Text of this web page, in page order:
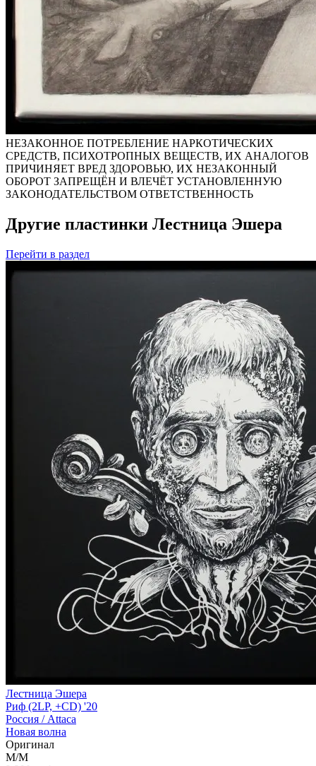
НЕЗАКОННОЕ ПОТРЕБЛЕНИЕ НАРКОТИЧЕСКИХ
СРЕДСТВ, ПСИХОТРОПНЫХ ВЕЩЕСТВ, ИХ АНАЛОГОВ
ПРИЧИНЯЕТ ВРЕД ЗДОРОВЬЮ, ИХ НЕЗАКОННЫЙ
ОБОРОТ ЗАПРЕЩЁН И ВЛЕЧЁТ УСТАНОВЛЕННУЮ
ЗАКОНОДАТЕЛЬСТВОМ ОТВЕТСТВЕННОСТЬ
Другие пластинки Лестница Эшера
Перейти в раздел
Лестница Эшера
Риф (2LP, +CD) '20
Россия / Attaca
Новая волна
Оригинал
M/M